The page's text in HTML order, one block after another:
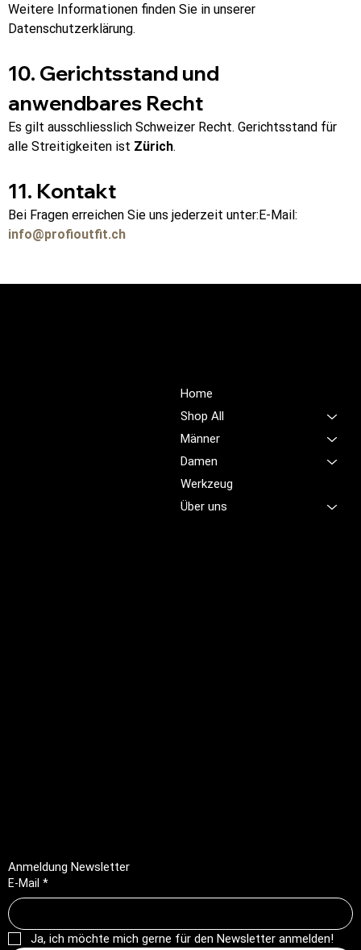
Weitere Informationen finden Sie in unserer
Datenschutzerklärung.
10. Gerichtsstand und
anwendbares Recht
Es gilt ausschliesslich Schweizer Recht. Gerichtsstand für
alle Streitigkeiten ist Zürich.
11. Kontakt
Bei Fragen erreichen Sie uns jederzeit unter:E-Mail:
info@profioutfit.ch
Home
Shop All
Männer
Damen
Werkzeug
Über uns
Anmeldung Newsletter
E-Mail *
Ja, ich möchte mich gerne für den Newsletter anmelden!